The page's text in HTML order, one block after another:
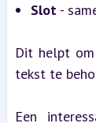
Slot -
Dit helpt
tekst te
Een